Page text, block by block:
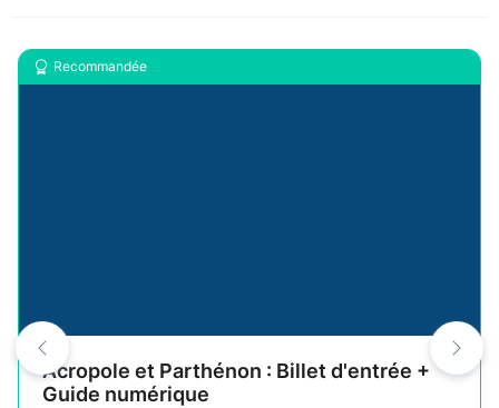
Recommandée
Acropole et Parthénon : Billet d'entrée +
Guide numérique